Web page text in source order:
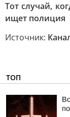
Тот случай,
ищет полиция
Источник:
ТОП